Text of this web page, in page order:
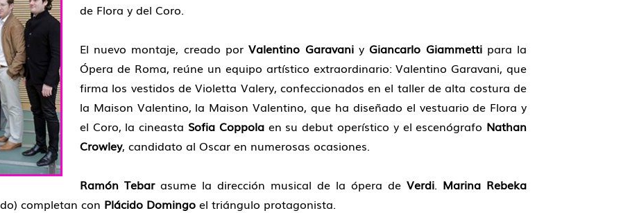
de Flora y del Coro.
El nuevo montaje, creado por Valentino GaravaniyGiancarlo Giammettipara la
Ópera de Roma, reúne un equipo artístico extraordinario: Valentino Garavani, que
firma los vestidos de Violetta Valery, confeccionados en el taller de alta costura de
la Maison Valentino, la Maison Valentino, que ha diseñado el vestuario de Flora y
el Coro, la cineasta Sofia Coppolaen su debut operístico y el escenógrafo Nathan
Crowley, candidato al Oscar en numerosas ocasiones.
Ramón Tebarasume la dirección musical de la ópera de Verdi. Marina Rebeka
completan con Plácido Domingoel triángulo protagonista.